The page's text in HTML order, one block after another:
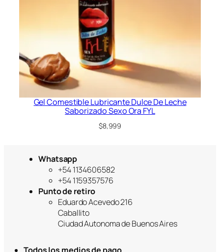
Gel Comestible Lubricante Dulce De Leche
Saborizado Sexo Ora FYL
$8,999
Whatsapp
+54 1134606582
+54 1159357576
Punto de retiro
Eduardo Acevedo 216
Caballito
Ciudad Autonoma de Buenos Aires